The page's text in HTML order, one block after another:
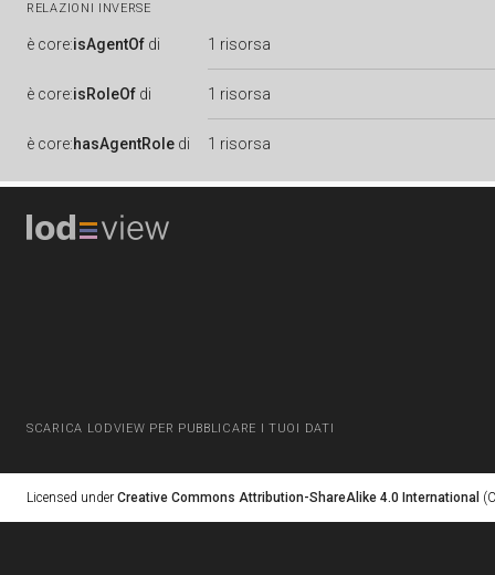
RELAZIONI INVERSE
è core:isAgentOf di 1 risorsa
è core:isRoleOf di 1 risorsa
è core:hasAgentRole di 1 risorsa
SCARICA LODVIEW PER PUBBLICARE I TUOI DATI
Licensed under Creative Commons Attribution-ShareAlike 4.0 International